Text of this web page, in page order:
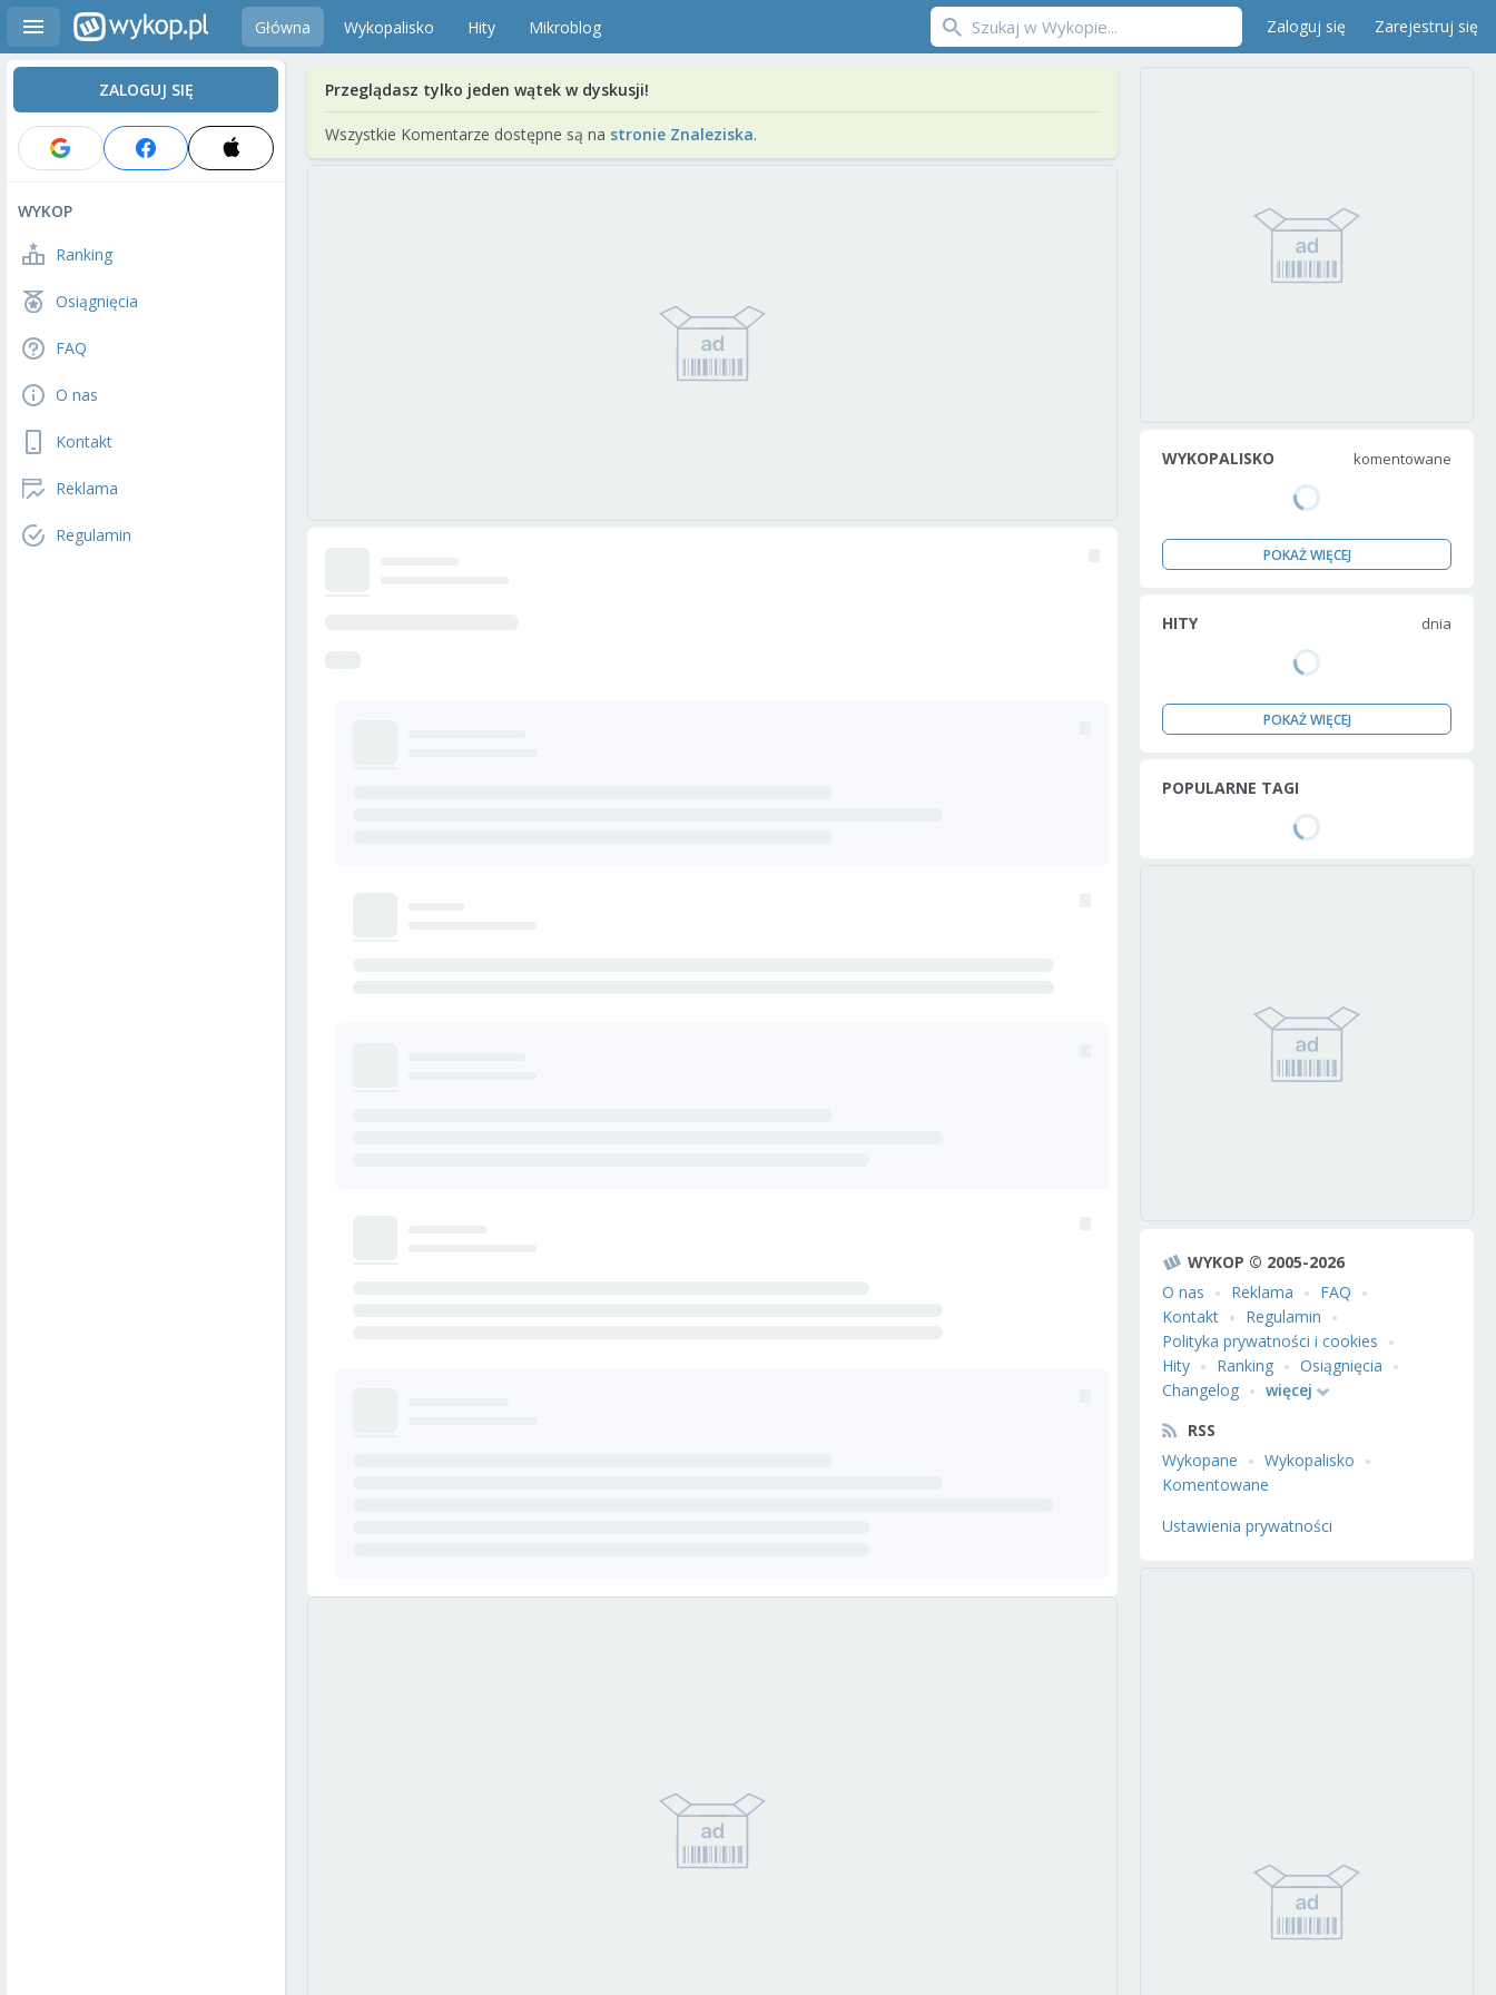
Główna Wykopalisko Hity Mikroblog Zaloguj się Zarejestruj się
ZALOGUJ SIĘ
WYKOP
Ranking
Osiągnięcia
FAQ
O nas
Kontakt
Reklama
Regulamin
Przeglądasz tylko jeden wątek w dyskusji!
Wszystkie Komentarze dostępne są na stronie Znaleziska.
WYKOPALISKO komentowane
POKAŻ WIĘCEJ
HITY dnia
POKAŻ WIĘCEJ
POPULARNE TAGI
WYKOP © 2005-2026
O nas
Reklama
FAQ
Kontakt
Regulamin
Polityka prywatności i cookies
Hity
Ranking
Osiągnięcia
Changelog
więcej
RSS
Wykopane
Wykopalisko
Komentowane
Ustawienia prywatności